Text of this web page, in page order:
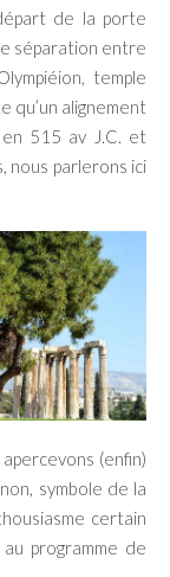
de la porte
séparation entre
temple
qu’un alignement
515 av J.C. et
nous parlerons ici
(enfin)
symbole de la
certain
programme de